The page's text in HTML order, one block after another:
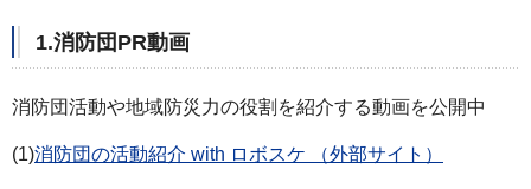
1.消防団PR動画
消防団活動や地域防災力の役割を紹介する動画を公開中
(1)消防団の活動紹介 with ロボスケ （外部サイト）